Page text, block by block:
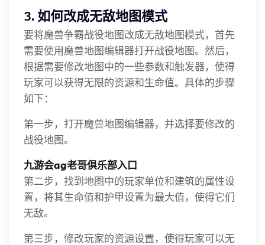
3. 如何改成无敌地图模式
要将魔兽争霸战役地图改成无敌地图模式，首先
需要使用魔兽地图编辑器打开战役地图。然后，
根据需要修改地图中的一些参数和触发器，使得
玩家可以获得无限的资源和生命值。具体的步骤
如下：
第一步，打开魔兽地图编辑器，并选择要修改的
战役地图。
九游会ag老哥俱乐部入口
第二步，找到地图中的玩家单位和建筑的属性设
置，将其生命值和护甲设置为最大值，使得它们
无敌。
第三步，修改玩家的资源设置，使得玩家可以无